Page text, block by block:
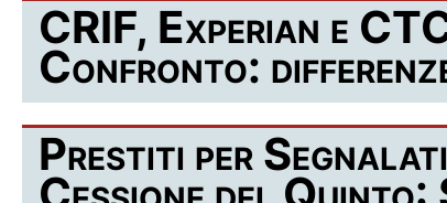
CRIF, Experian e
Confronto:
Prestiti per